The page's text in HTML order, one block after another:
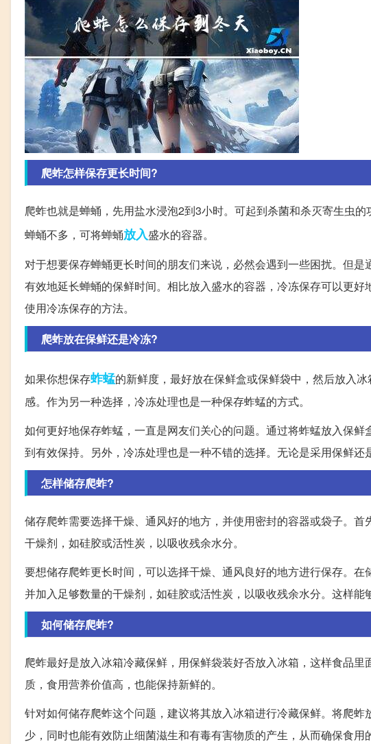
爬蚱怎样保存更长时间?
爬蚱也就是蝉蛹，先用盐水浸泡2到3小时。可起到杀菌和杀灭寄生虫
蝉蛹不多，可将蝉蛹放入盛水的容器。
对于想要保存蝉蛹更长时间的朋友们来说，必然会遇到一些困扰。但
有效地延长蝉蛹的保鲜时间。相比放入盛水的容器，冷冻保存可以更
使用冷冻保存的方法。
爬蚱放在保鲜还是冷冻?
如果你想保存蚱蜢的新鲜度，最好放在保鲜盒或保鲜袋中，然后放入
感。作为另一种选择，冷冻处理也是一种保存蚱蜢的方式。
如何更好地保存蚱蜢，一直是网友们关心的问题。通过将蚱蜢放入保
到有效保持。另外，冷冻处理也是一种不错的选择。无论是采用保鲜还
怎样储存爬蚱?
储存爬蚱需要选择干燥、通风好的地方，并使用密封的容器或袋子。
干燥剂，如硅胶或活性炭，以吸收残余水分。
要想储存爬蚱更长时间，可以选择干燥、通风良好的地方进行保存。
并加入足够数量的干燥剂，如硅胶或活性炭，以吸收残余水分。这样能
如何储存爬蚱?
爬蚱最好是放入冰箱冷藏保鲜，用保鲜袋装好否放入冰箱，这样食品
质，食用营养价值高，也能保持新鲜的。
针对如何储存爬蚱这个问题，建议将其放入冰箱进行冷藏保鲜。将爬
少，同时也能有效防止细菌滋生和有毒有害物质的产生，从而确保食用